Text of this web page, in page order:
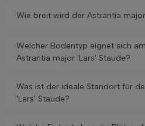
Wie breit wird der Astrantia
Welcher Bodentyp eignet sich
Astrantia major 'Lars' Staude?
Was ist der ideale Standort für
'Lars' Staude?